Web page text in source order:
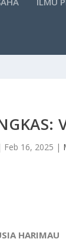
Feb 16, 2025 |
HARIMAU